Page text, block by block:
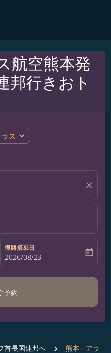
航空熊本発
邦行きおト
ス expand_more
close
label
復路搭乗日
fc-booking-return-date-aria-label
2026/08/23 today
予約
首長国連邦へ
熊本 - アラ